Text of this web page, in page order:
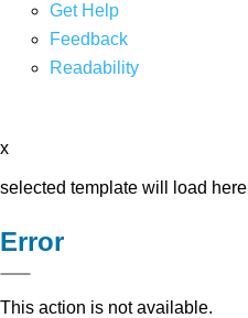
Get Help
Feedback
Readability
x
selected template will load here
Error
This action is not available.